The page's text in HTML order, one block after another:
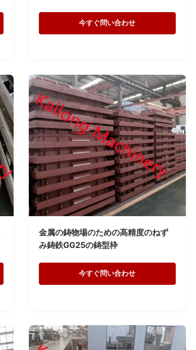
今すぐ問い合わせ
金属の鋳物場のための高精度のねず
み鋳鉄GG25の鋳型枠
今すぐ問い合わせ